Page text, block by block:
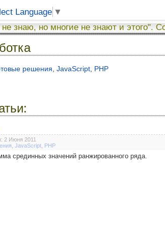
Language ▼
знаю, но многие не знают и этого".
решения JavaScript PHP
2 Июня 2011
JavaScript PHP
срединных значений ранжированного ряда.